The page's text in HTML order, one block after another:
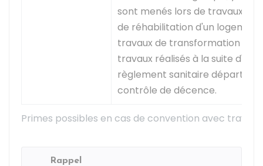
Primes possibles en cas de convention avec travaux
sont menés lors de travaux
de réhabilitation d'un
travaux de transformation
travaux réalisés à la suite
règlement sanitaire
contrôle de décence.
Rappel